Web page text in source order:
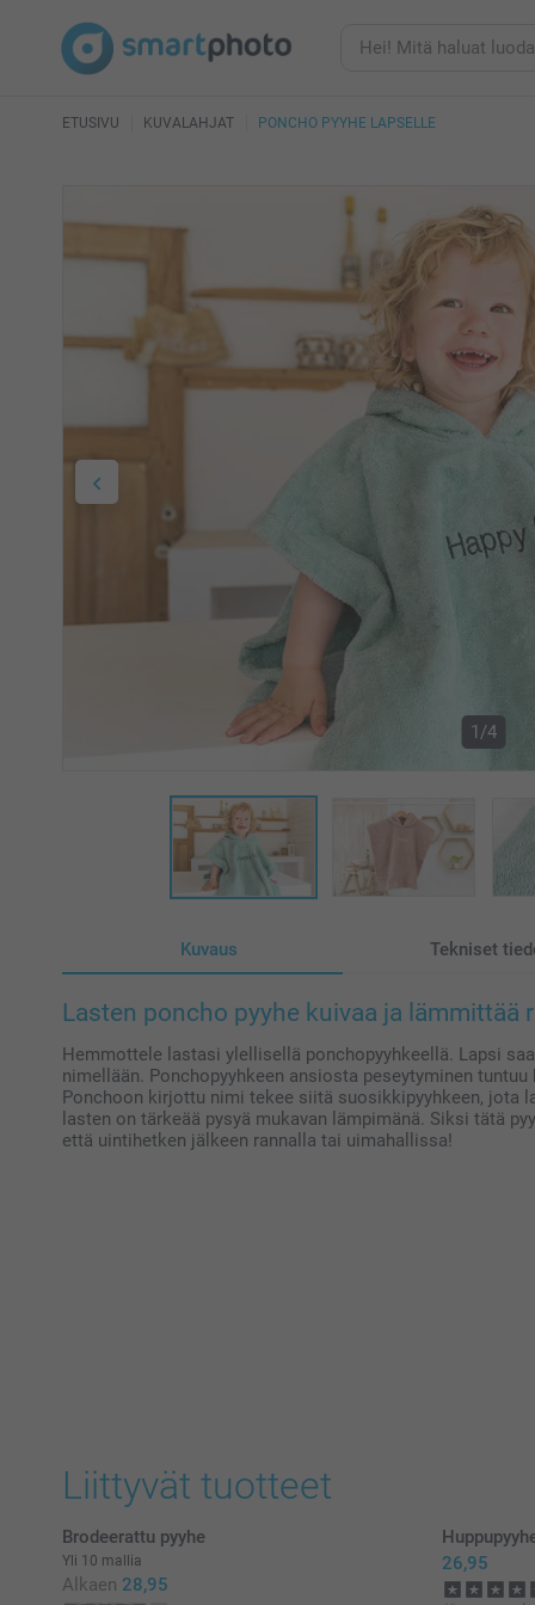
ETUSIVU KUVALAHJAT PONCHO PYYHE LAPSELLE
1/4
Kuvaus Tekniset
Lasten poncho pyyhe kuivaa ja lämmittää
Hemmottele lastasi ylellisellä ponchopyyhkeellä. Lapsi
nimellään. Ponchopyyhkeen ansiosta peseytyminen
Ponchoon kirjottu nimi tekee siitä suosikkipyyhkeen, jota
lasten on tärkeää pysyä mukavan lämpimänä. Siksi tätä
että uintihetken jälkeen rannalla tai uimahallissa!
Liittyvät tuotteet
Brodeerattu pyyhe
Yli 10 mallia
Alkaen 28,95
26,95